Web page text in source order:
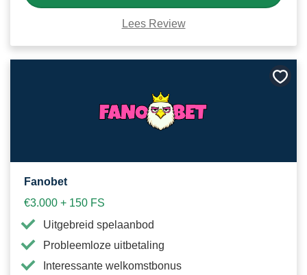
Lees Review
Fanobet
€3.000 + 150 FS
Uitgebreid spelaanbod
Probleemloze uitbetaling
Interessante welkomstbonus